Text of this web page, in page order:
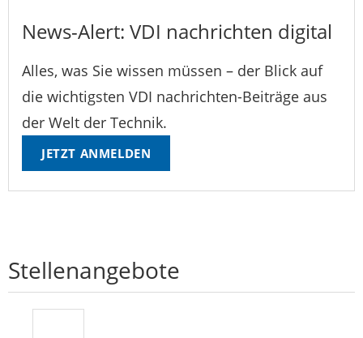
News-Alert: VDI nachrichten digital
Alles, was Sie wissen müssen – der Blick auf
die wichtigsten VDI nachrichten-Beiträge aus
der Welt der Technik.
JETZT ANMELDEN
Stellenangebote